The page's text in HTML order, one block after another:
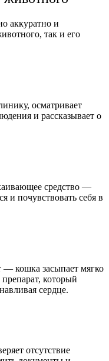
аккуратно и
так и его
осматривает
и рассказывает о
средство —
и почувствовать себя в
— кошка засыпает мягко
который
сердце.
отсутствие